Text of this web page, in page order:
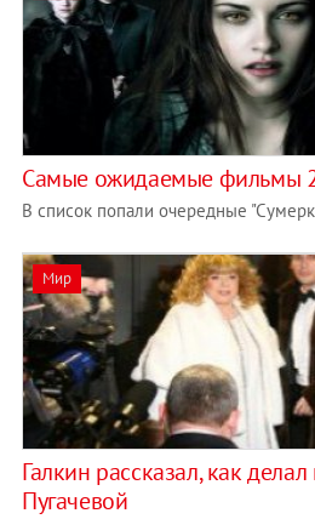
Самые ожидаемые фильмы
В список попали очередные
Мир
Галкин рассказал, как
Пугачевой